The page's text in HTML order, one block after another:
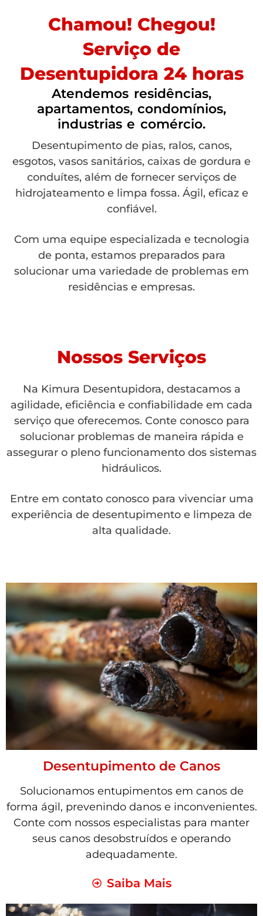
Chamou! Chegou!
Serviço de
Desentupidora 24 horas
Atendemos residências,
apartamentos, condomínios,
industrias e comércio.
Desentupimento de pias, ralos, canos,
esgotos, vasos sanitários, caixas de gordura e
conduítes, além de fornecer serviços de
hidrojateamento e limpa fossa. Ágil, eficaz e
confiável.
Com uma equipe especializada e tecnologia
de ponta, estamos preparados para
solucionar uma variedade de problemas em
residências e empresas.
Nossos Serviços
Na Kimura Desentupidora, destacamos a
agilidade, eficiência e confiabilidade em cada
serviço que oferecemos. Conte conosco para
solucionar problemas de maneira rápida e
assegurar o pleno funcionamento dos sistemas
hidráulicos.
Entre em contato conosco para vivenciar uma
experiência de desentupimento e limpeza de
alta qualidade.
Desentupimento de Canos
Solucionamos entupimentos em canos de
forma ágil, prevenindo danos e inconvenientes.
Conte com nossos especialistas para manter
seus canos desobstruídos e operando
adequadamente.
Saiba Mais